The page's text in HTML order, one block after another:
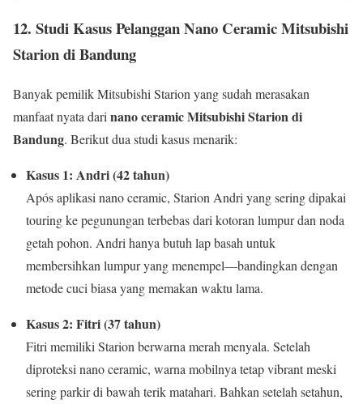
12. Studi Kasus Pelanggan Nano Ceramic Mitsubishi
Starion di Bandung
Banyak pemilik Mitsubishi Starion yang sudah merasakan
manfaat nyata dari nano ceramic Mitsubishi Starion di
Bandung. Berikut dua studi kasus menarik:
Kasus 1: Andri (42 tahun)
Após aplikasi nano ceramic, Starion Andri yang sering dipakai
touring ke pegunungan terbebas dari kotoran lumpur dan noda
getah pohon. Andri hanya butuh lap basah untuk
membersihkan lumpur yang menempel—bandingkan dengan
metode cuci biasa yang memakan waktu lama.
Kasus 2: Fitri (37 tahun)
Fitri memiliki Starion berwarna merah menyala. Setelah
diproteksi nano ceramic, warna mobilnya tetap vibrant meski
sering parkir di bawah terik matahari. Bahkan setelah setahun,